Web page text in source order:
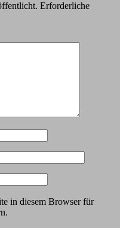
Erforderliche
in diesem Browser für